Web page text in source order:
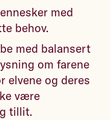
med
behov.
med balansert
om farene
elvene og deres
være
tillit.